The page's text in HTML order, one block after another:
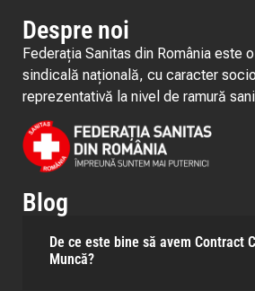
Despre noi
Federația Sanitas din România este
sindicală națională, cu caracter
reprezentativă la nivel de ramură
Blog
De ce este bine să avem Contract
Muncă?